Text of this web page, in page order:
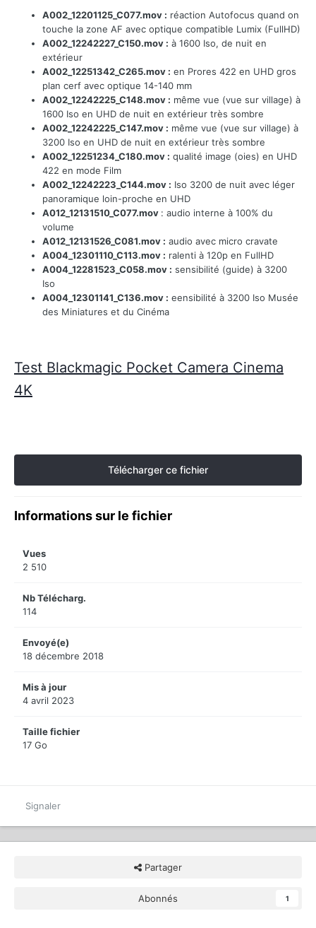
A002_12201125_C077.mov : réaction Autofocus quand on
touche la zone AF avec optique compatible Lumix (FullHD)
A002_12242227_C150.mov : à 1600 Iso, de nuit en
extérieur
A002_12251342_C265.mov : en Prores 422 en UHD gros
plan cerf avec optique 14-140 mm
A002_12242225_C148.mov : même vue (vue sur village) à
1600 Iso en UHD de nuit en extérieur très sombre
A002_12242225_C147.mov : même vue (vue sur village) à
3200 Iso en UHD de nuit en extérieur très sombre
A002_12251234_C180.mov : qualité image (oies) en UHD
422 en mode Film
A002_12242223_C144.mov : Iso 3200 de nuit avec léger
panoramique loin-proche en UHD
A012_12131510_C077.mov : audio interne à 100% du
volume
A012_12131526_C081.mov : audio avec micro cravate
A004_12301110_C113.mov : ralenti à 120p en FullHD
A004_12281523_C058.mov : sensibilité (guide) à 3200
Iso
A004_12301141_C136.mov : eensibilité à 3200 Iso Musée
des Miniatures et du Cinéma
Test Blackmagic Pocket Camera Cinema
4K
Télécharger ce fichier
Informations sur le fichier
Vues
2 510
Nb Télécharg.
114
Envoyé(e)
18 décembre 2018
Mis à jour
4 avril 2023
Taille fichier
17 Go
Signaler
Partager
Abonnés 1